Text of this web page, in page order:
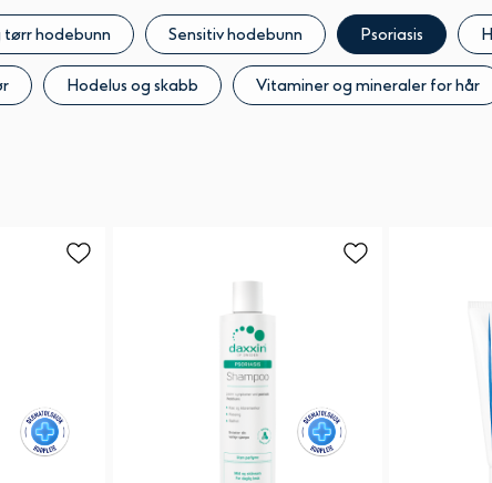
tørr hodebunn Sensitiv hodebunn Psoriasis
Hodelus og skabb Vitaminer og mineraler for hår